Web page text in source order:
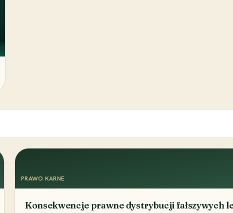
PRAWO KARNE
Konsekwencje prawne dystrybucji fałszywych